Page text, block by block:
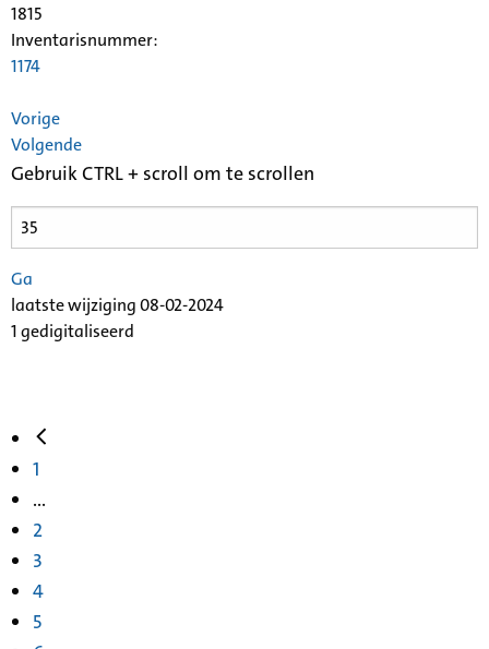
1815
Inventarisnummer:
1174
Vorige
Volgende
Gebruik CTRL + scroll om te scrollen
Ga
laatste wijziging 08-02-2024
1 gedigitaliseerd
1
...
2
3
4
5